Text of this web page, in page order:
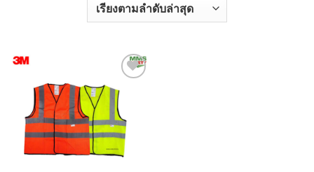
Add to
wishlist